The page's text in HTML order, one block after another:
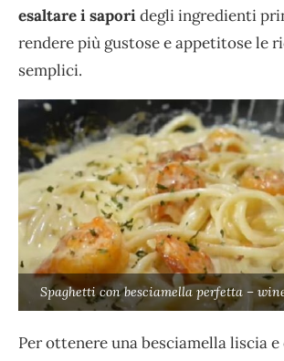
esaltare i saporidegli ingredienti
rendere più gustose e appetitose le
semplici.
Spaghetti con besciamella perfetta –
Per ottenere una besciamella liscia e